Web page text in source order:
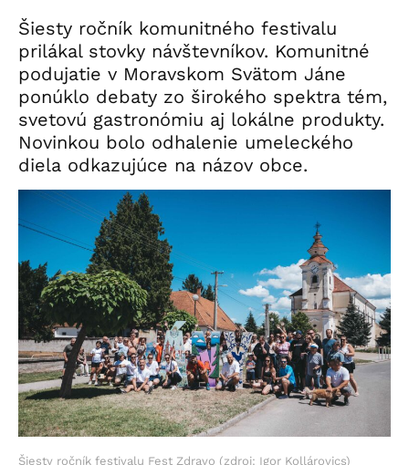
Šiesty ročník komunitného festivalu
prilákal stovky návštevníkov. Komunitné
podujatie v Moravskom Svätom Jáne
ponúklo debaty zo širokého spektra tém,
svetovú gastronómiu aj lokálne produkty.
Novinkou bolo odhalenie umeleckého
diela odkazujúce na názov obce.
Šiesty ročník festivalu Fest Zdravo (zdroj: Igor Kollárovics)